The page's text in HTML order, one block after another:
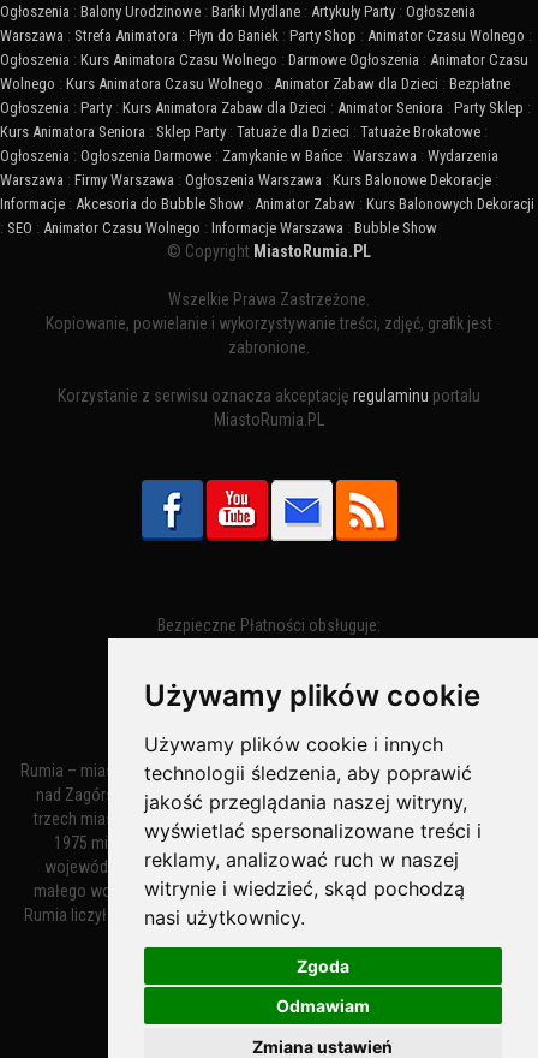
Używamy plików cookie
Używamy plików cookie i innych
technologii śledzenia, aby poprawić
jakość przeglądania naszej witryny,
wyświetlać spersonalizowane treści i
reklamy, analizować ruch w naszej
witrynie i wiedzieć, skąd pochodzą
nasi użytkownicy.
Zgoda
Odmawiam
Zmiana ustawień
Ogłoszenia : Balony Urodzinowe : Bańki Mydlane : Artykuły Party : Ogłoszenia
Warszawa : Strefa Animatora : Płyn do Baniek : Party Shop : Animator Czasu Wolnego :
Ogłoszenia : Kurs Animatora Czasu Wolnego : Darmowe Ogłoszenia : Animator Czasu
Wolnego : Kurs Animatora Czasu Wolnego : Animator Zabaw dla Dzieci : Bezpłatne
Ogłoszenia : Party : Kurs Animatora Zabaw dla Dzieci : Animator Seniora : Party Sklep :
Kurs Animatora Seniora : Sklep Party : Tatuaże dla Dzieci : Tatuaże Brokatowe :
Ogłoszenia : Ogłoszenia Darmowe : Zamykanie w Bańce : Warszawa : Wydarzenia
Warszawa : Firmy Warszawa : Ogłoszenia Warszawa : Kurs Balonowe Dekoracje :
Informacje : Akcesoria do Bubble Show : Animator Zabaw : Kurs Balonowych Dekoracji
: SEO : Animator Czasu Wolnego : Informacje Warszawa : Bubble Show
© Copyright MiastoRumia.PL
Wszelkie Prawa Zastrzeżone.
Kopiowanie, powielanie i wykorzystywanie treści, zdjęć, grafik jest
zabronione.
Korzystanie z serwisu oznacza akceptację regulaminu portalu
MiastoRumia.PL
Bezpieczne Płatności obsługuje:
Rumia – miasto w województwie pomorskim, w powiecie wejherowskim
nad Zagórską Strugą. Z miastami Wejherowem i Redą tworzy zespół
trzech miast zwany Małym Trójmiastem Kaszubskim. W latach 1945–
1975 miasto administracyjnie należało do tak zwanego dużego
województwa gdańskiego, a w latach 1975–1998 do tak zwanego
małego województwa gdańskiego. Według danych z 1 stycznia 2018
Rumia liczyła 48 632 mieszkańców. Jest największym polskim miastem